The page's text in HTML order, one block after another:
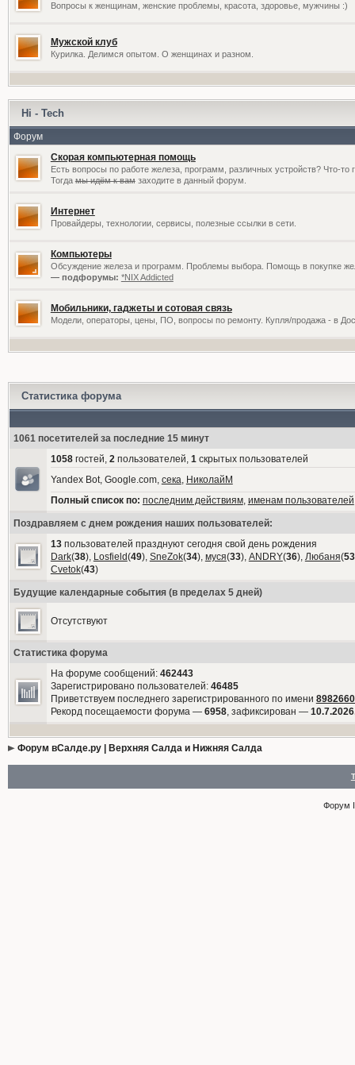
Вопросы к женщинам, женские проблемы, красота, здоровье, мужчины :)
Мужской клуб
Курилка. Делимся опытом. О женщинах и разном.
Hi - Tech
Форум
Скорая компьютерная помощь
Есть вопросы по работе железа, программ, различных устройств? Что-то
Тогдамы идём к вамзаходите в данный форум.
Интернет
Провайдеры, технологии, сервисы, полезные ссылки в сети.
Компьютеры
Обсуждение железа и программ. Проблемы выбора. Помощь в покупке
— подфорумы: *NIX Addicted
Мобильники, гаджеты и сотовая связь
Модели, операторы, цены, ПО, вопросы по ремонту. Купля/продажа - в
Статистика форума
1061 посетителей за последние 15 минут
1058гостей, 2пользователей, 1скрытых пользователей
Yandex Bot, Google.com, сека, НиколайМ
Полный список по: последним действиям, именам пользователей
Поздравляем с днем рождения наших пользователей:
13пользователей празднуют сегодня свой день рождения
Dark(38), Losfield(49), SneZok(34), муся(33), ANDRY(36), Любаня(53
Cvetok(43)
Будущие календарные события (в пределах 5 дней)
Отсутствуют
Статистика форума
На форуме сообщений: 462443
Зарегистрировано пользователей: 46485
Приветствуем последнего зарегистрированного по имени
Рекорд посещаемости форума — 6958, зафиксирован —
Форум вСалде.ру | Верхняя Салда и Нижняя Салда
Форум